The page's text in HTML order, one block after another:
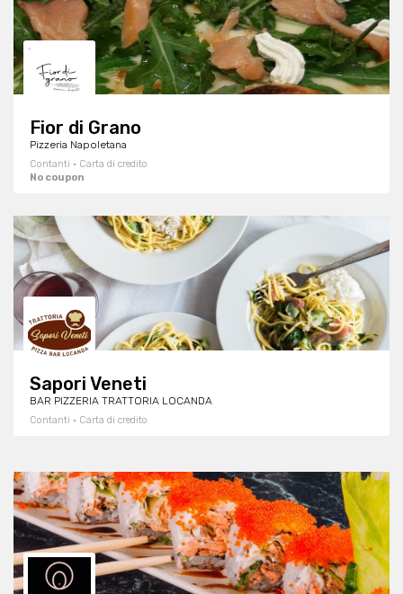
Fior di Grano
Pizzeria Napoletana
Contanti · Carta di credito
No coupon
Sapori Veneti
BAR PIZZERIA TRATTORIA LOCANDA
Contanti · Carta di credito